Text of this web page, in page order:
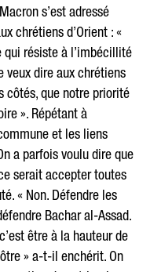
s’est adressé
chrétiens d’Orient : «
qui résiste à l’imbécillité
veux dire aux chrétiens
côtés, que notre priorité
». Répétant à
et les liens
a parfois voulu dire que
serait accepter toutes
« Non. Défendre les
Bachar al-Assad.
être à la hauteur de
» a-t-il enchérit. On